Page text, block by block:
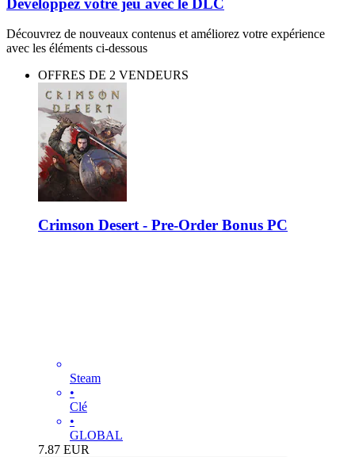
Découvrez de nouveaux contenus et améliorez votre expérience
avec les éléments ci-dessous
OFFRES DE 2 VENDEURS
Crimson Desert - Pre-Order Bonus PC
Steam
•
Clé
•
GLOBAL
7.87 EUR